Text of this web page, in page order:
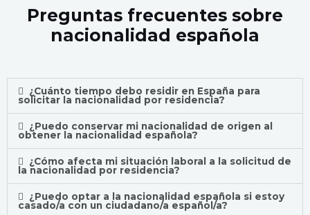
Preguntas frecuentes sobre
nacionalidad española
¿Cuánto tiempo debo residir en España para
solicitar la nacionalidad por residencia?
¿Puedo conservar mi nacionalidad de origen al
obtener la nacionalidad española?
¿Cómo afecta mi situación laboral a la solicitud de
la nacionalidad por residencia?
¿Puedo optar a la nacionalidad española si estoy
casado/a con un ciudadano/a español/a?